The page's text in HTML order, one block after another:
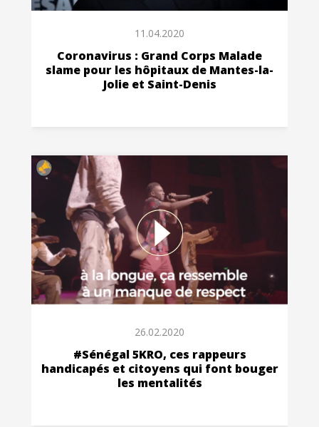
11.04.2020
Coronavirus : Grand Corps Malade
slame pour les hôpitaux de Mantes-la-
Jolie et Saint-Denis
26.02.2020
#Sénégal 5KRO, ces rappeurs
handicapés et citoyens qui font bouger
les mentalités